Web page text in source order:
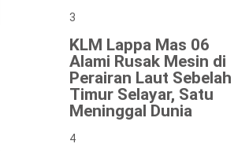
3
KLM Lappa Mas 06
Alami Rusak Mesin di
Perairan Laut Sebelah
Timur Selayar, Satu
Meninggal Dunia
4